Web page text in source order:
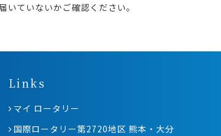
ていないかご確認ください。
Links
マイ ロータリー
国際ロータリー第2720地区 熊本・大分